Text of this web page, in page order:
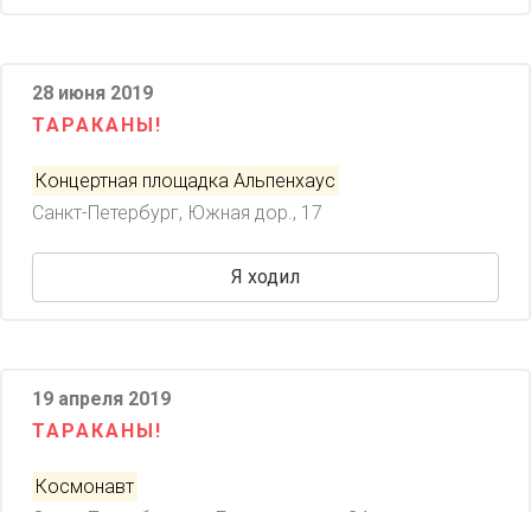
28 июня 2019
ТАРАКАНЫ!
Концертная площадка Альпенхаус
Санкт-Петербург, Южная дор., 17
Я ходил
19 апреля 2019
ТАРАКАНЫ!
Космонавт